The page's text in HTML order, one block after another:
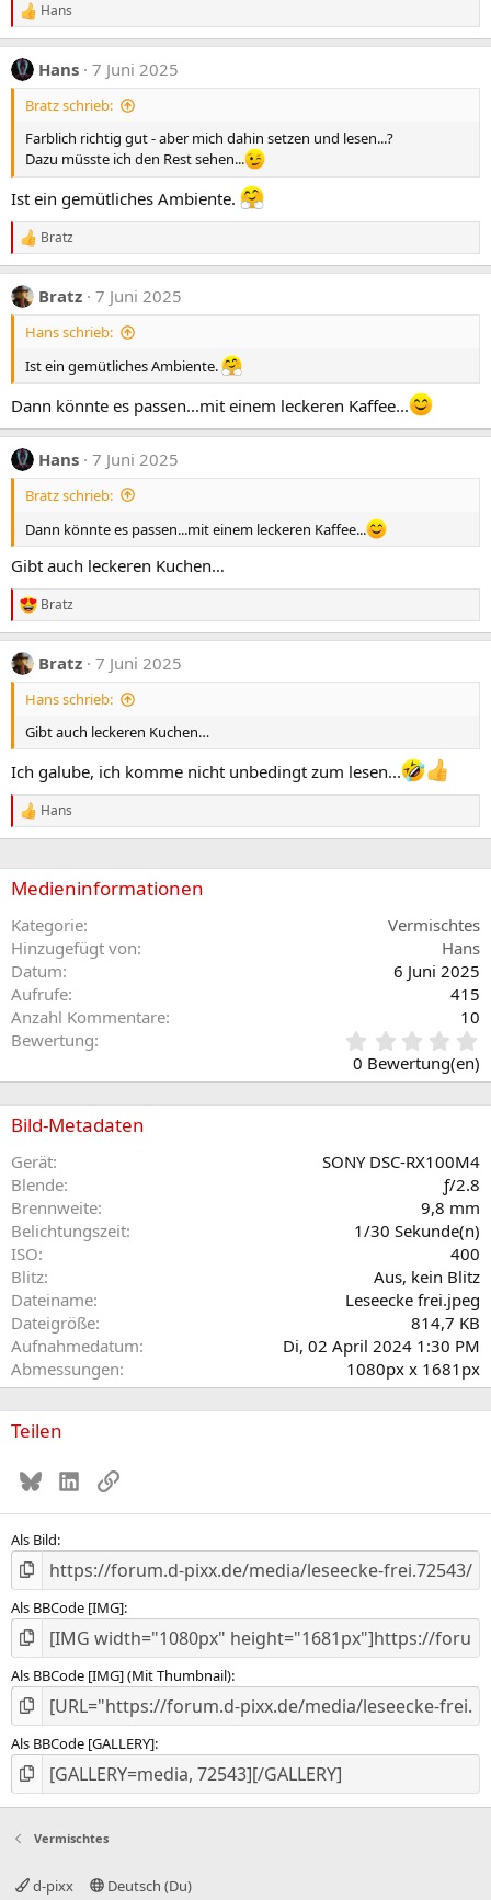
R
e
a
k
t
n
:
Hans
Hans 7 Juni 2025
Bratz schrieb:
Farblich richtig gut - aber mich dahin setzen und lesen...?
Dazu müsste ich den Rest sehen...
Ist ein gemütliches Ambiente.
R
e
a
k
t
n
e
n
Bratz
Bratz 7 Juni 2025
Hans schrieb:
Ist ein gemütliches Ambiente.
Dann könnte es passen...mit einem leckeren Kaffee...
Hans 7 Juni 2025
Bratz schrieb:
Dann könnte es passen...mit einem leckeren Kaffee...
Gibt auch leckeren Kuchen…
R
e
a
k
t
n
e
n
Bratz
Bratz 7 Juni 2025
Hans schrieb:
Gibt auch leckeren Kuchen…
Ich galube, ich komme nicht unbedingt zum lesen...
R
e
k
t
o
n
e
n
:
Hans
Medieninformationen
Kategorie
Vermischtes
Hinzugefügt von
Hans
Datum
6 Juni 2025
Aufrufe
415
Anzahl Kommentare
10
Bewertung
0
e
0 Bewertung(en)
Bild-Metadaten
Gerät
SONY DSC-RX100M4
Blende
ƒ/2.8
Brennweite
9,8 mm
Belichtungszeit
1/30 Sekunde(n)
ISO
400
Blitz
Aus, kein Blitz
Dateiname
Leseecke frei.jpeg
Dateigröße
814,7 KB
Aufnahmedatum
Di, 02 April 2024 1:30 PM
Abmessungen
1080px x 1681px
Teilen
BlueskyLinkedIn
Link
Als Bild
Als BBCode [IMG]
Als BBCode [IMG] (Mit Thumbnail)
Als BBCode [GALLERY]
Vermischtes
d-pixx Deutsch (Du)